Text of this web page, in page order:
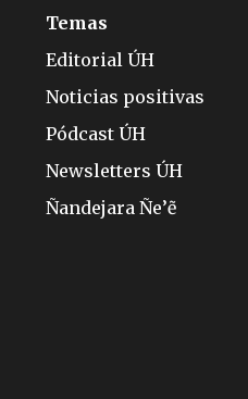
Temas
Editorial ÚH
Noticias positivas
Pódcast ÚH
Newsletters ÚH
Ñandejara Ñe’ẽ